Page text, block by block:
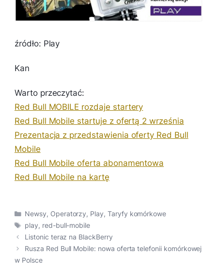
źródło: Play
Kan
Warto przeczytać:
Red Bull MOBILE rozdaje startery
Red Bull Mobile startuje z ofertą 2 września
Prezentacja z przedstawienia oferty Red Bull
Mobile
Red Bull Mobile oferta abonamentowa
Red Bull Mobile na kartę
Kategorie
Newsy, Operatorzy, Play, Taryfy komórkowe
Tagi
play, red-bull-mobile
Listonic teraz na BlackBerry
Rusza Red Bull Mobile: nowa oferta telefonii komórkowej
w Polsce